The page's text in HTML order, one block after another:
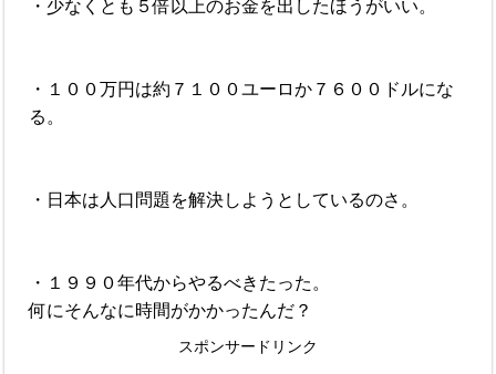
・少なくとも５倍以上のお金を出したほうがいい。
・１００万円は約７１００ユーロか７６００ドルにな
る。
・日本は人口問題を解決しようとしているのさ。
・１９９０年代からやるべきたった。
何にそんなに時間がかかったんだ？
スポンサードリンク